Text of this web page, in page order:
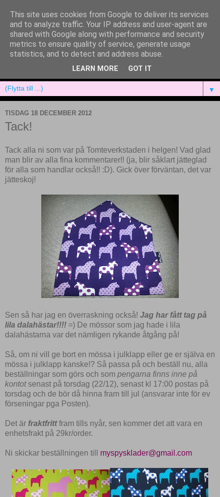
▼
TISDAG 18 DECEMBER 2012
Tack!
Tack alla ni som var på Tomteverkstaden i helgen! Vad glad
man blir av alla fina kommentarer!! (ja, blir såklart jätteglad
för alla som handlar också!! :D). Gick över förväntan, det var
jätteskoj!
Sen så har jag en överraskning också! Jag har fått tag på
lila dalahästar!!!! =) De mössor som jag hade i lila
dalahästarna var det nämligen rykande åtgång på!
Så, om ni vill ge bort en mössa i julklapp eller ge er själva en
mössa i julklapp kanske!? Så passa på och beställ nu, alla
beställningar som görs och som pengarna finns inne på
kontot senast på torsdag (22/12), senast kl 17:00 postas på
torsdag och de bör då hinna fram till jul (ansvarar inte för ev
förseningar pga Posten).
Det är fraktfrittfram tills nyår, sen kommer det att vara en
enhetsfrakt på 29kr/order.
Ni skickar beställningen till myspysklader@gmail.com
This site uses cookies from Google to deliver its services
and to analyze traffic. Your IP address and user-agent are
shared with Google along with performance and security
metrics to ensure quality of service, generate usage
statistics, and to detect and address abuse.
LEARN MORE GOT IT